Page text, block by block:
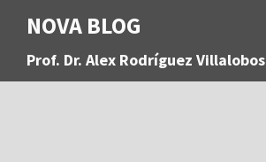
a
NOVA BLOG
Prof. Dr. Alex Rodríguez Villalobos